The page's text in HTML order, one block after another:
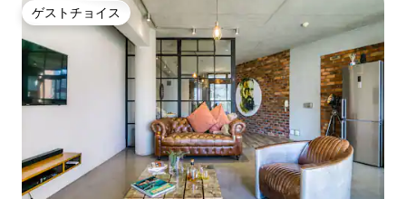
ゲストチョイス
ゲストチョイス